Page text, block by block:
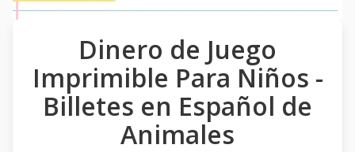
Dinero de Juego
Imprimible Para Niños -
Billetes en Español de
Animales